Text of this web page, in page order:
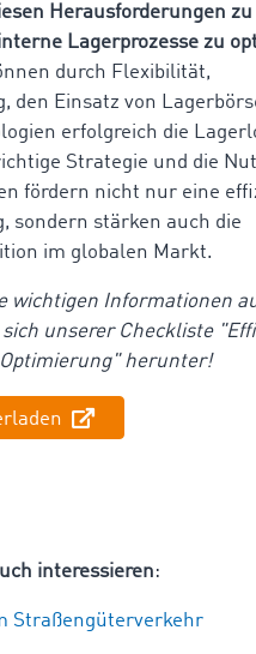
Herausforderungen zu
Lagerprozesse zu
durch Flexibilität,
den Einsatz von
erfolgreich die
Strategie und die
fördern nicht nur eine
sondern stärken auch die
im globalen Markt.
wichtigen Informationen
sich unserer Checkliste
herunter!
interessieren:
Straßengüterverkehr